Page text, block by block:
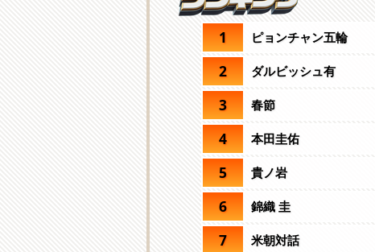
1 ピョンチャン五輪
2 ダルビッシュ有
3 春節
4 本田圭佑
5 貴ノ岩
6 錦織 圭
7 米朝対話